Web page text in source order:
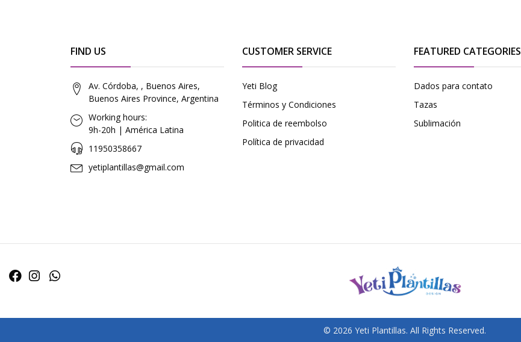
FIND US
Av. Córdoba, , Buenos Aires,
Buenos Aires Province, Argentina
Working hours:
9h-20h | América Latina
11950358667
yetiplantillas@gmail.com
CUSTOMER SERVICE
Yeti Blog
Términos y Condiciones
Politica de reembolso
Política de privacidad
FEATURED CATEGORIES
Dados para contato
Tazas
Sublimación
© 2026 Yeti Plantillas. All Rights Reserved.